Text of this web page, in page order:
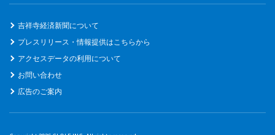
吉祥寺経済新聞について
プレスリリース・情報提供はこちらから
アクセスデータの利用について
お問い合わせ
広告のご案内